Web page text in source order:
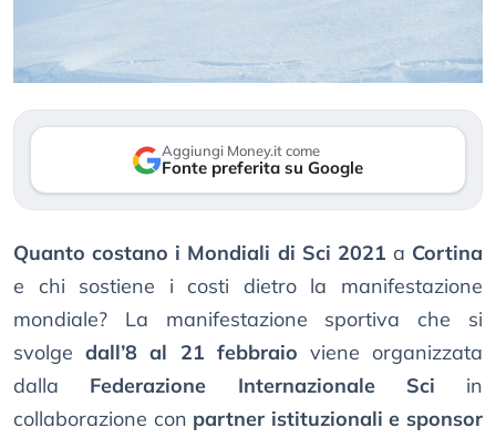
Aggiungi Money.it come
Fonte preferita su Google
Quanto costano i Mondiali di Sci 2021 a Cortina
e chi sostiene i costi dietro la manifestazione
mondiale? La manifestazione sportiva che si
svolgedall’8 al 21 febbraio viene organizzata
dalla Federazione Internazionale Sci in
collaborazione con partner istituzionali e sponsor